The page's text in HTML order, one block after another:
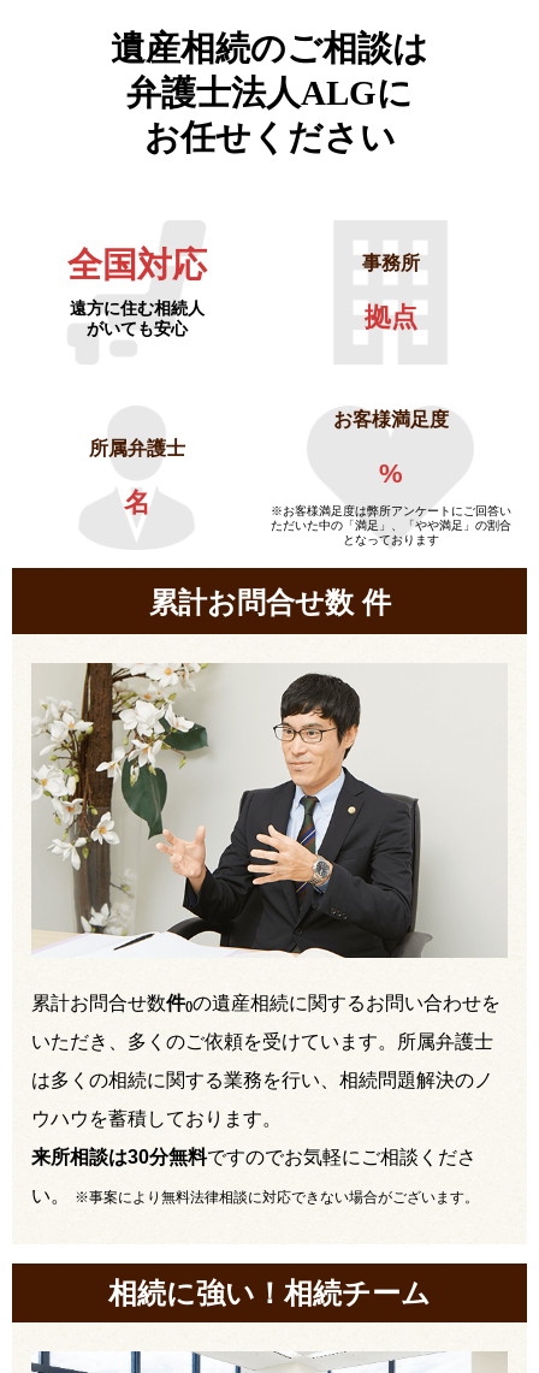
遺産相続のご相談は
弁護士法人ALGに
お任せください
全国対応
遠方に住む相続人
がいても安心
事務所
拠点
所属弁護士
名
お客様満足度
%
※お客様満足度は弊所アンケートにご回答い
ただいた中の「満足」、「やや満足」の割合
となっております
累計お問合せ数件
累計お問合せ数件()の遺産相続に関するお問い合わせを
いただき、多くのご依頼を受けています。所属弁護士
は多くの相続に関する業務を行い、相続問題解決のノ
ウハウを蓄積しております。
来所相談は30分無料ですのでお気軽にご相談くださ
い。
※事案により無料法律相談に対応できない場合がございます。
相続に強い！相続チーム